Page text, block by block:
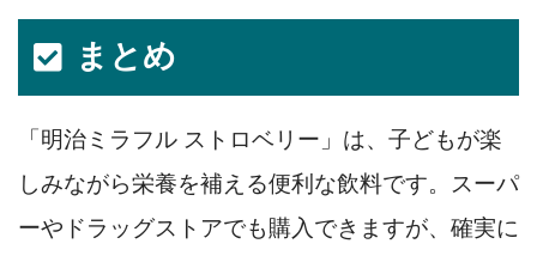
まとめ
「明治ミラフル ストロベリー」は、子どもが楽
しみながら栄養を補える便利な飲料です。スーパ
ーやドラッグストアでも購入できますが、確実に